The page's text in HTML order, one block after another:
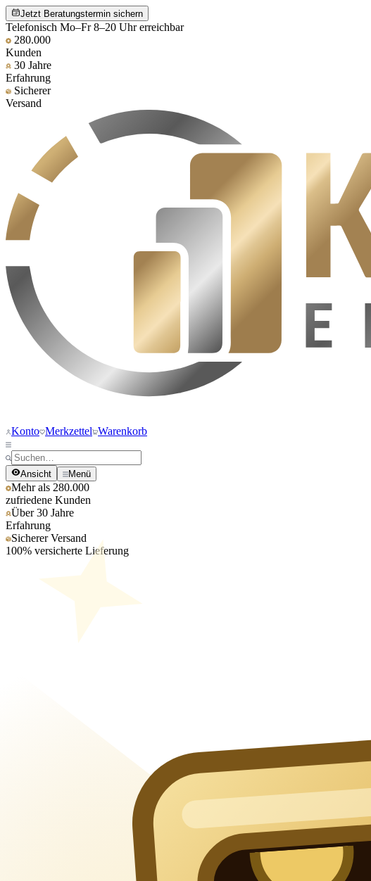
Jetzt Beratungstermin sichern
Telefonisch Mo–Fr 8–20 Uhr erreichbar
280.000
Kunden
30 Jahre
Erfahrung
Sicherer
Versand
Konto Merkzettel Warenkorb
Ansicht Menü
Mehr als 280.000
zufriedene Kunden
Über 30 Jahre
Erfahrung
Sicherer Versand
100% versicherte Lieferung